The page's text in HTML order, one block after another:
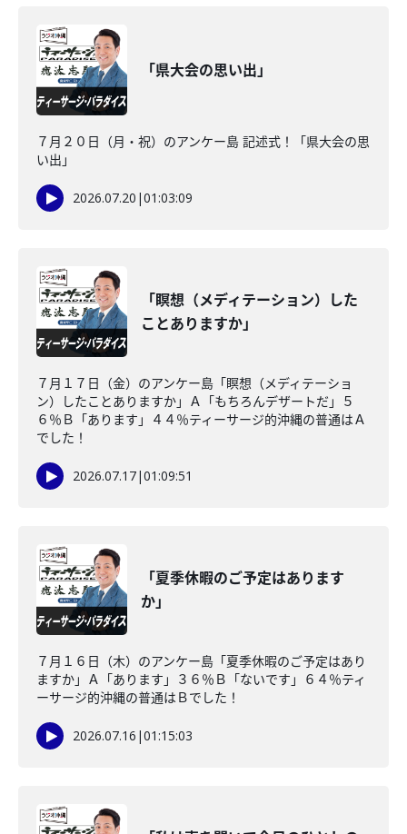
「県大会の思い出」
７月２０日（月・祝）のアンケー島 記述式！「県大会の思
い出」
2026.07.20 |01:03:09
「瞑想（メディテーション）した
ことありますか」
７月１７日（金）のアンケー島「瞑想（メディテーショ
ン）したことありますか」Ａ「もちろんデザートだ」５
６％Ｂ「あります」４４％ティーサージ的沖縄の普通はＡ
でした！
2026.07.17|01:09:51
「夏季休暇のご予定はあります
か」
７月１６日（木）のアンケー島「夏季休暇のご予定はあり
ますか」Ａ「あります」３６％Ｂ「ないです」６４％ティ
ーサージ的沖縄の普通はＢでした！
2026.07.16 |01:15:03